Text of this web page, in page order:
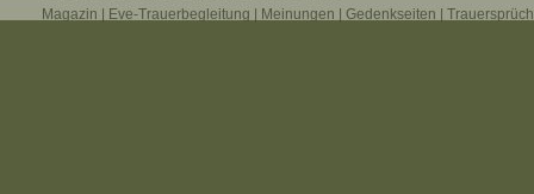
Magazin
Eve-Trauerbegleitung Meinungen Gedenkseiten